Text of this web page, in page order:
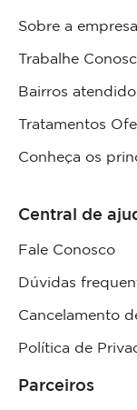
Sobre a empresa
Trabalhe
Bairros
Tratamentos
Conheça os
Central de
Fale Conosco
Dúvidas
Cancelamento
Política de
Parceiros